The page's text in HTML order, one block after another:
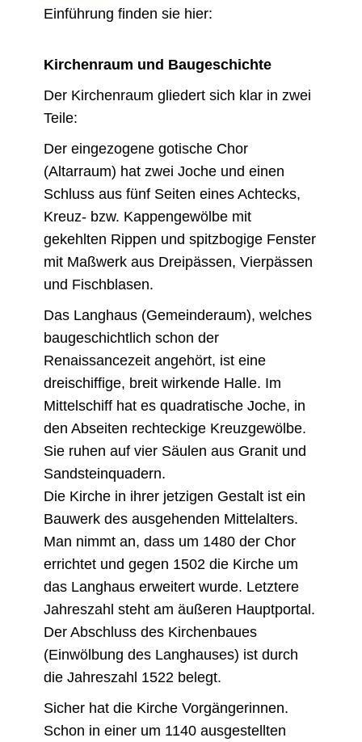
Einführung finden sie hier:
Kirchenraum und Baugeschichte
Der Kirchenraum gliedert sich klar in zwei
Teile:
Der eingezogene gotische Chor
(Altarraum) hat zwei Joche und einen
Schluss aus fünf Seiten eines Achtecks,
Kreuz- bzw. Kappengewölbe mit
gekehlten Rippen und spitzbogige Fenster
mit Maßwerk aus Dreipässen, Vierpässen
und Fischblasen.
Das Langhaus (Gemeinderaum), welches
baugeschichtlich schon der
Renaissancezeit angehört, ist eine
dreischiffige, breit wirkende Halle. Im
Mittelschiff hat es quadratische Joche, in
den Abseiten rechteckige Kreuzgewölbe.
Sie ruhen auf vier Säulen aus Granit und
Sandsteinquadern.
Die Kirche in ihrer jetzigen Gestalt ist ein
Bauwerk des ausgehenden Mittelalters.
Man nimmt an, dass um 1480 der Chor
errichtet und gegen 1502 die Kirche um
das Langhaus erweitert wurde. Letztere
Jahreszahl steht am äußeren Hauptportal.
Der Abschluss des Kirchenbaues
(Einwölbung des Langhauses) ist durch
die Jahreszahl 1522 belegt.
Sicher hat die Kirche Vorgängerinnen.
Schon in einer um 1140 ausgestellten